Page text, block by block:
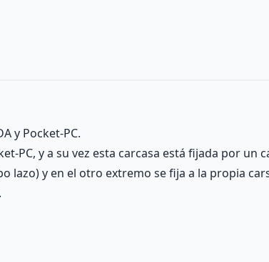
y Pocket-PC.
PC, y a su vez esta carcasa está fijada por un
lazo) y en el otro extremo se fija a la propia